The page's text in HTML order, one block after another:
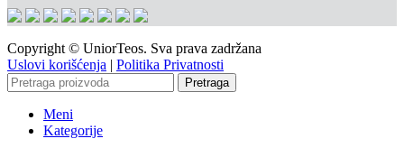
Copyright © UniorTeos. Sva prava zadržana
Uslovi korišćenja | Politika Privatnosti
Pretraga
Meni
Kategorije